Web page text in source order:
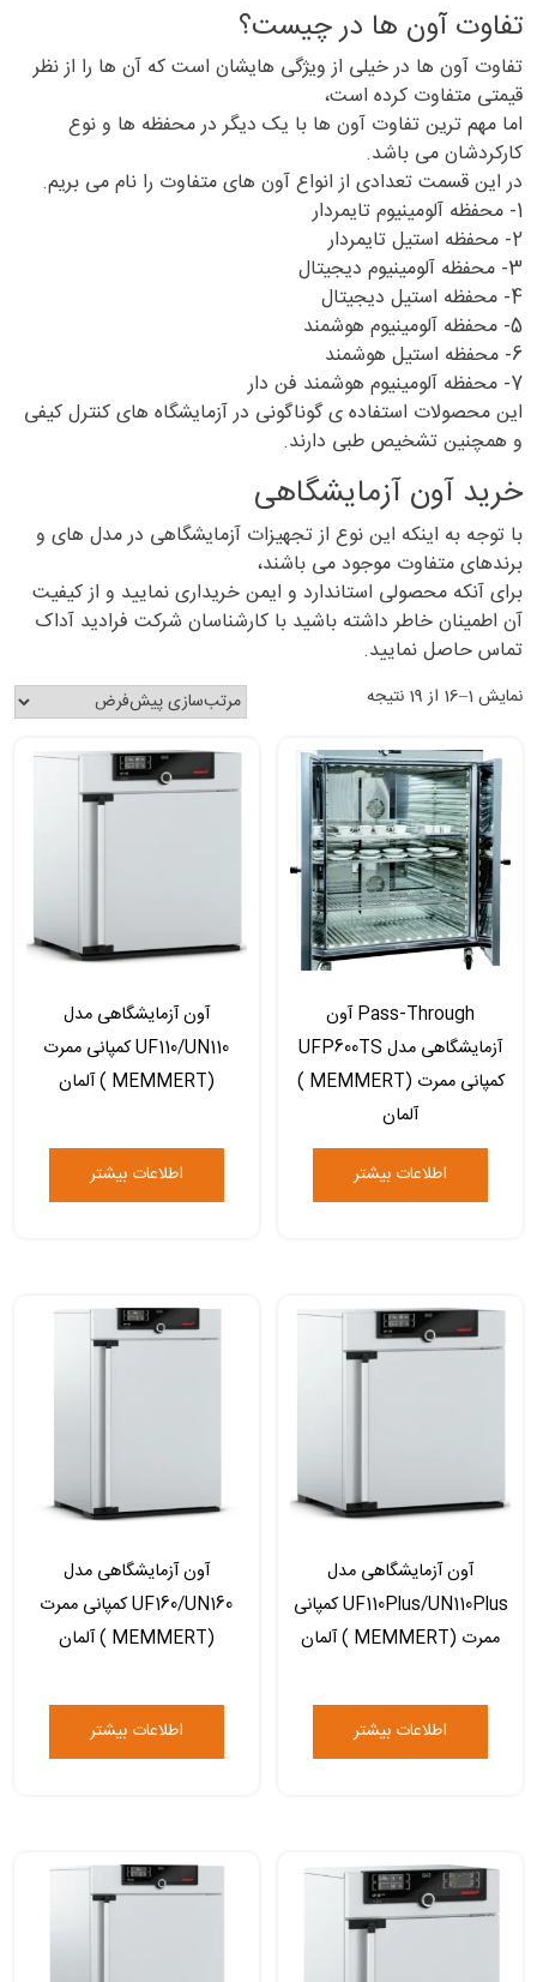
تفاوت آون ها در چیست؟
تفاوت آون ها در خیلی از ویژگی هایشان است که آن ها را از نظر
قیمتی متفاوت کرده است،
اما مهم ترین تفاوت آون ها با یک دیگر در محفظه ها و نوع
کارکردشان می باشد.
در این قسمت تعدادی از انواع آون های متفاوت را نام می بریم.
1- محفظه آلومینیوم تایمردار
2- محفظه استیل تایمردار
3- محفظه آلومینیوم دیجیتال
4- محفظه استیل دیجیتال
5- محفظه آلومینیوم هوشمند
6- محفظه استیل هوشمند
7- محفظه آلومینیوم هوشمند فن دار
این محصولات استفاده ی گوناگونی در آزمایشگاه های کنترل کیفی
و همچنین تشخیص طبی دارند.
خرید آون آزمایشگاهی
با توجه به اینکه این نوع از تجهیزات آزمایشگاهی در مدل های و
برندهای متفاوت موجود می باشند،
برای آنکه محصولی استاندارد و ایمن خریداری نمایید و از کیفیت
آن اطمینان خاطر داشته باشید با کارشناسان شرکت فرادید آداک
تماس حاصل نمایید.
نمایش 1–16 از 19 نتیجه
Pass-Through آون
آزمایشگاهی مدل UFP600TS
کمپانی ممرت (MEMMERT )
آلمان
اطلاعات بیشتر
آون آزمایشگاهی مدل
UF110/UN110 کمپانی ممرت
(MEMMERT ) آلمان
اطلاعات بیشتر
آون آزمایشگاهی مدل
UF110Plus/UN110Plus کمپانی
ممرت (MEMMERT ) آلمان
اطلاعات بیشتر
آون آزمایشگاهی مدل
UF160/UN160 کمپانی ممرت
(MEMMERT ) آلمان
اطلاعات بیشتر